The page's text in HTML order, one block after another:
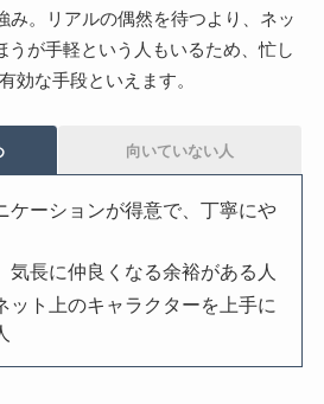
み。リアルの偶然を待つより、ネッ
うが手軽という人もいるため、忙し
効な手段といえます。
向いていない人
ケーションが得意で、丁寧にや
気長に仲良くなる余裕がある人
ット上のキャラクターを上手に